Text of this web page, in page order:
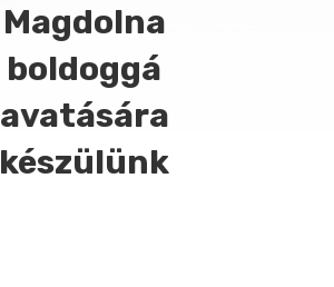
Magdolna
boldoggá
avatására
készülünk